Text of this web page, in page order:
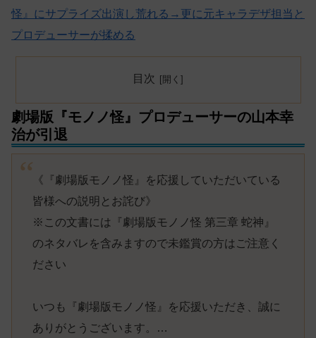
怪』にサプライズ出演し荒れる→更に元キャラデザ担当と
プロデューサーが揉める
目次
劇場版『モノノ怪』プロデューサーの山本幸
治が引退
《『劇場版モノノ怪』を応援していただいている
皆様への説明とお詫び》
※この文書には『劇場版モノノ怪 第三章 蛇神』
のネタバレを含みますので未鑑賞の方はご注意く
ださい
いつも『劇場版モノノ怪』を応援いただき、誠に
ありがとうございます。…